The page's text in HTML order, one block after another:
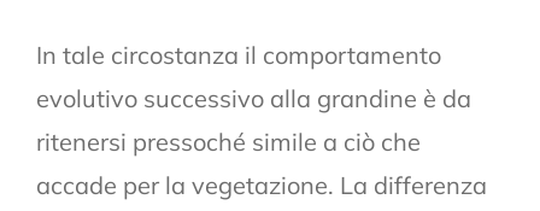
In tale circostanza il comportamento
evolutivo successivo alla grandine è da
ritenersi pressoché simile a ciò che
accade per la vegetazione. La differenza